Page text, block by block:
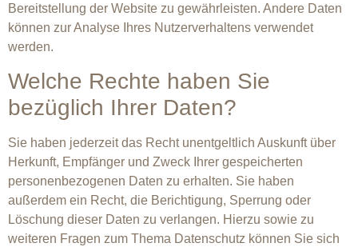
Bereitstellung der Website zu gewährleisten. Andere Daten
können zur Analyse Ihres Nutzerverhaltens verwendet
werden.
Welche Rechte haben Sie
bezüglich Ihrer Daten?
Sie haben jederzeit das Recht unentgeltlich Auskunft über
Herkunft, Empfänger und Zweck Ihrer gespeicherten
personenbezogenen Daten zu erhalten. Sie haben
außerdem ein Recht, die Berichtigung, Sperrung oder
Löschung dieser Daten zu verlangen. Hierzu sowie zu
weiteren Fragen zum Thema Datenschutz können Sie sich